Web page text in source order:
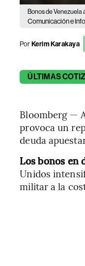
Bonos de Venezuela
Comunicación e
PorKerim Karakaya
ÚLTIMAS
Bloomberg —
provoca un
deuda
Los bonos en
Unidos
militar a la